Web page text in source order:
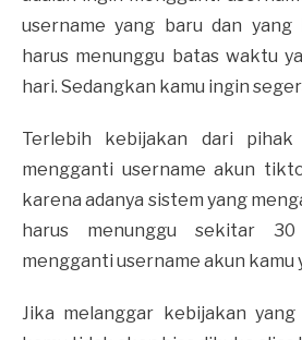
username yang baru dan
harus menunggu batas waktu
hari. Sedangkan kamu ingin
Terlebih kebijakan dari
mengganti username akun
karena adanya sistem yang
harus menunggu sekitar
mengganti username akun kamu
Jika melanggar kebijakan yang